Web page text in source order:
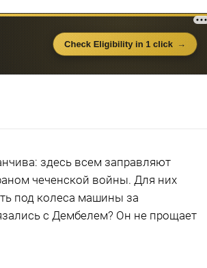
здесь всем заправляют
чеченской войны. Для них
под колеса машины за
с Дембелем? Он не прощает